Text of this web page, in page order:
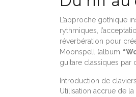
L’approche gothique
rythmiques,
réverbération pour
Moonspell (album
guitare classiques par
Introduction de
Utilisation accrue de